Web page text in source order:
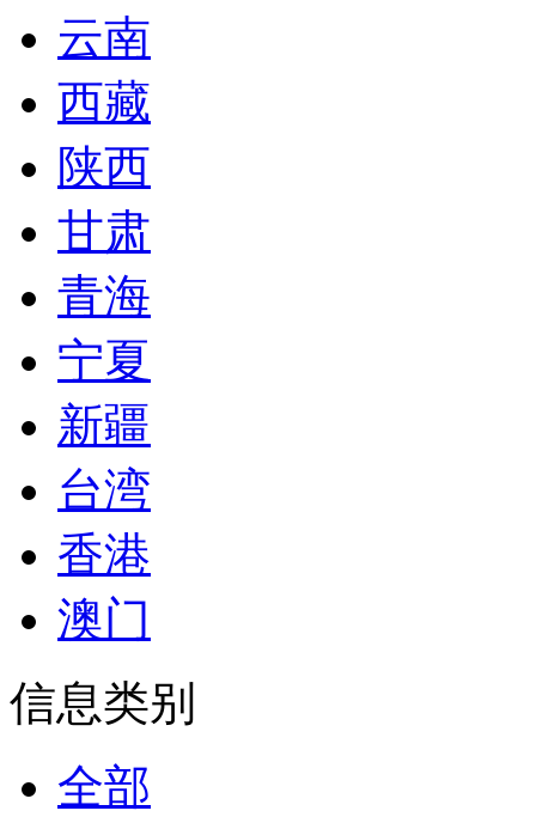
云南
西藏
陕西
甘肃
青海
宁夏
新疆
台湾
香港
澳门
信息类别
全部